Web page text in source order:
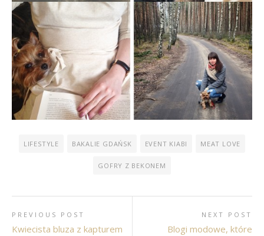
LIFESTYLE BAKALIE GDAŃSK EVENT KIABI MEAT LOVE
GOFRY Z BEKONEM
PREVIOUS POST
Kwiecista bluza z kapturem
NEXT POST
Blogi modowe, które